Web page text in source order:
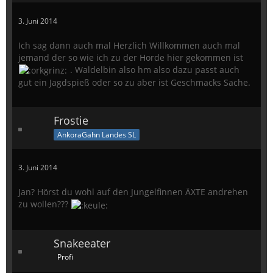
3. Juni 2014
Ich sag dann auch mal Herzlich Willkommen auch mal
jemand der so wie ich zu der Horde hier gekommen ist
. Waldelbin also hm also dazu passt auch
gut ein Jagdspieß oder so zu aber ist Geschmacks Sache.
Frostie
AnkoraGahn Landes SL
3. Juni 2014
Jan? Hörst du wohl auf den Jungelfinnen ÄXTE andrehen
zu wollen???
Snakeeater
Profi